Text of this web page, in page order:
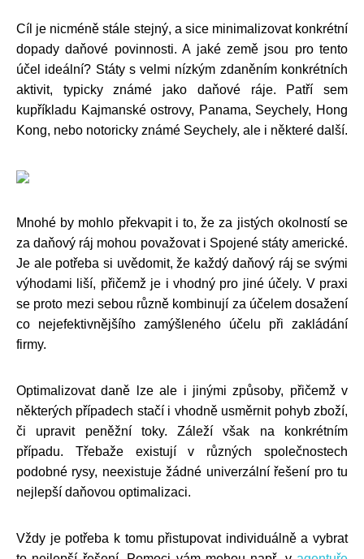
Cíl je nicméně stále stejný, a sice minimalizovat konkrétní
dopady daňové povinnosti. A jaké země jsou pro tento
účel ideální? Státy s velmi nízkým zdaněním konkrétních
aktivit, typicky známé jako daňové ráje. Patří sem
kupříkladu Kajmanské ostrovy, Panama, Seychely, Hong
Kong, nebo notoricky známé Seychely, ale i některé další.
Mnohé by mohlo překvapit i to, že za jistých okolností se
za daňový ráj mohou považovat i Spojené státy americké.
Je ale potřeba si uvědomit, že každý daňový ráj se svými
výhodami liší, přičemž je i vhodný pro jiné účely. V praxi
se proto mezi sebou různě kombinují za účelem dosažení
co nejefektivnějšího zamýšleného účelu při zakládání
firmy.
Optimalizovat daně lze ale i jinými způsoby, přičemž v
některých případech stačí i vhodně usměrnit pohyb zboží,
či upravit peněžní toky. Záleží však na konkrétním
případu. Třebaže existují v různých společnostech
podobné rysy, neexistuje žádné univerzální řešení pro tu
nejlepší daňovou optimalizaci.
Vždy je potřeba k tomu přistupovat individuálně a vybrat